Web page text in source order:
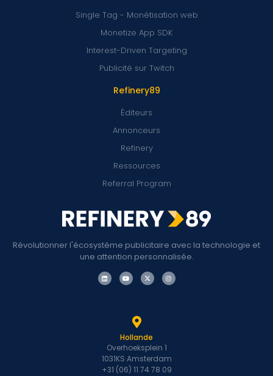
Révolutionner l'écosystème publicitaire avec la technologie et
une attention personnalisée.
Refinery89
Éditeurs
Annonceurs
Refinery
Ressources
Referral Program
Single Tag - Monétisation web
Monetize App SDK
Interest-Driven Targeting
Publicité sur Twitch
Hollande
Overhoeksplein 1
1031KS Amsterdam
+31 (06) 11 74 78 09